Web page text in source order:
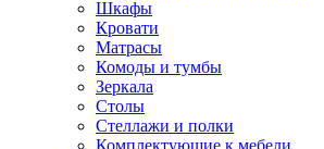
Шкафы
Кровати
Матрасы
Комоды и тумбы
Зеркала
Столы
Стеллажи и полки
Комплектующие к мебели